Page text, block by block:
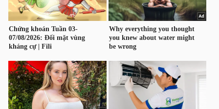
SỨC
KHỎE
TÀI
CHÍNH